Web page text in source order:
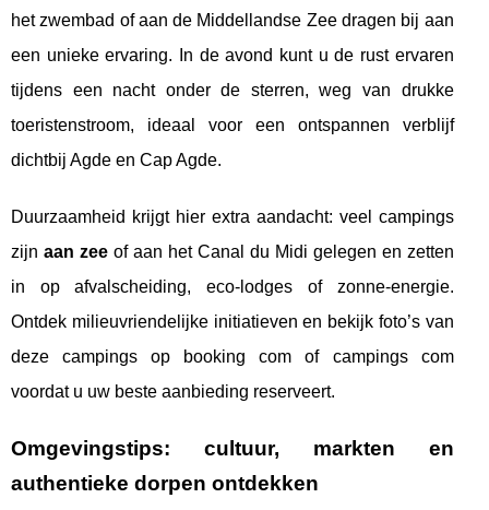
het zwembad of aan de Middellandse Zee dragen bij aan
een unieke ervaring. In de avond kunt u de rust ervaren
tijdens een nacht onder de sterren, weg van drukke
toeristenstroom, ideaal voor een ontspannen verblijf
dichtbij Agde en Cap Agde.
Duurzaamheid krijgt hier extra aandacht: veel campings
zijn aan zeeof aan het Canal du Midi gelegen en zetten
in op afvalscheiding, eco-lodges of zonne-energie.
Ontdek milieuvriendelijke initiatieven en bekijk foto’s van
deze campings op booking com of campings com
voordat u uw beste aanbieding reserveert.
Omgevingstips: cultuur, markten en
authentieke dorpen ontdekken